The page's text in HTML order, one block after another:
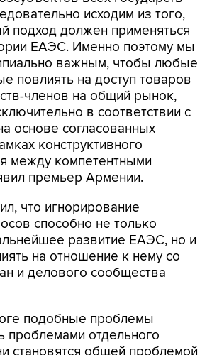
исходим из того,
подход должен применяться
ЕАЭС. Именно поэтому мы
важным, чтобы любые
повлиять на доступ товаров
членов на общий рынок,
в соответствии с
основе согласованных
конструктивного
между компетентными
премьер Армении.
что игнорирование
способно не только
развитие ЕАЭС, но и
на отношение к нему со
и делового сообщества
подобные проблемы
проблемами отдельного